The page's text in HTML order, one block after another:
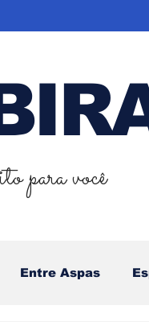
para você
Entre Aspas